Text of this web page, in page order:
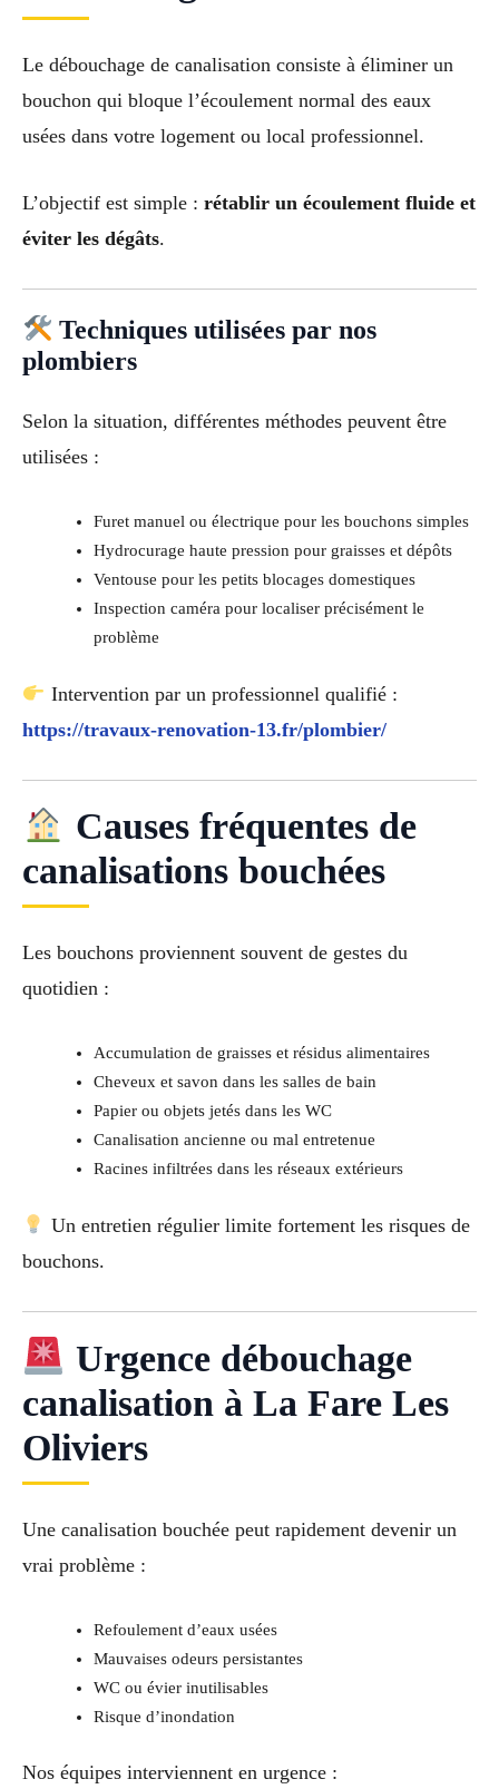
Le débouchage de canalisation consiste à éliminer un
bouchon qui bloque l’écoulement normal des eaux
usées dans votre logement ou local professionnel.
L’objectif est simple : rétablir un écoulement fluide et
éviter les dégâts.
Techniques utilisées par nos
plombiers
Selon la situation, différentes méthodes peuvent être
utilisées :
Furet manuel ou électrique pour les bouchons simples
Hydrocurage haute pression pour graisses et dépôts
Ventouse pour les petits blocages domestiques
Inspection caméra pour localiser précisément le
problème
Intervention par un professionnel qualifié :
https://travaux-renovation-13.fr/plombier/
Causes fréquentes de
canalisations bouchées
Les bouchons proviennent souvent de gestes du
quotidien :
Accumulation de graisses et résidus alimentaires
Cheveux et savon dans les salles de bain
Papier ou objets jetés dans les WC
Canalisation ancienne ou mal entretenue
Racines infiltrées dans les réseaux extérieurs
Un entretien régulier limite fortement les risques de
bouchons.
Urgence débouchage
canalisation à La Fare Les
Oliviers
Une canalisation bouchée peut rapidement devenir un
vrai problème :
Refoulement d’eaux usées
Mauvaises odeurs persistantes
WC ou évier inutilisables
Risque d’inondation
Nos équipes interviennent en urgence :